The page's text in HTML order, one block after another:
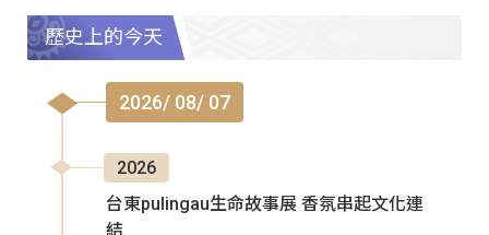
歷史上的今天
2026/ 08/ 07
2026
台東pulingau生命故事展 香氛串起文化連
結